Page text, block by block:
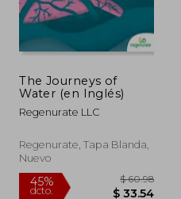
45%
dcto.
The Journeys of
Water (en Inglés)
Regenurate LLC
Regenurate, Tapa Blanda,
Nuevo